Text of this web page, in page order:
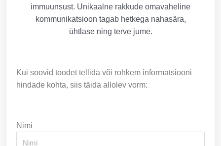
immuunsust. Unikaalne rakkude omavaheline
kommunikatsioon tagab hetkega nahasära,
ühtlase ning terve jume.
Kui soovid toodet tellida või rohkem informatsiooni
hindade kohta, siis täida allolev vorm:
Nimi